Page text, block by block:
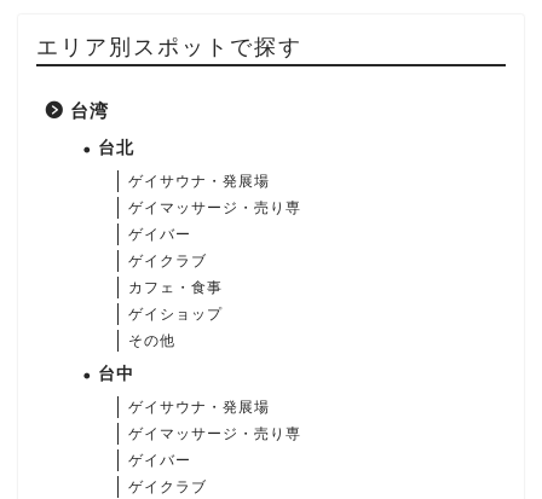
エリア別スポットで探す
台湾
台北
ゲイサウナ・発展場
ゲイマッサージ・売り専
ゲイバー
ゲイクラブ
カフェ・食事
ゲイショップ
その他
台中
ゲイサウナ・発展場
ゲイマッサージ・売り専
ゲイバー
ゲイクラブ